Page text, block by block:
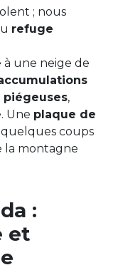
; nous
refuge
à une neige de
,
Une plaque de
coups
la montagne
:
et